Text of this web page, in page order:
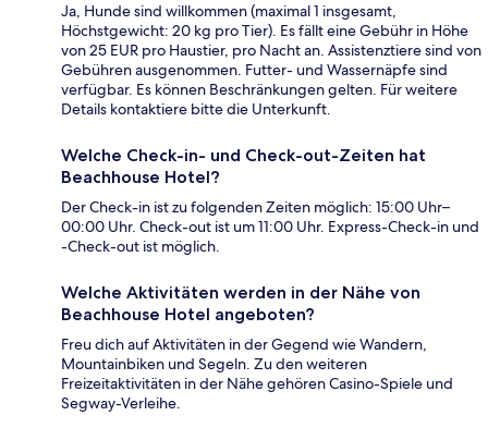
Ja, Hunde sind willkommen (maximal 1 insgesamt,
Höchstgewicht: 20 kg pro Tier). Es fällt eine Gebühr in Höhe
von 25 EUR pro Haustier, pro Nacht an. Assistenztiere sind von
Gebühren ausgenommen. Futter- und Wassernäpfe sind
verfügbar. Es können Beschränkungen gelten. Für weitere
Details kontaktiere bitte die Unterkunft.
Welche Check-in- und Check-out-Zeiten hat
Beachhouse Hotel?
Der Check-in ist zu folgenden Zeiten möglich: 15:00 Uhr–
00:00 Uhr. Check-out ist um 11:00 Uhr. Express-Check-in und
-Check-out ist möglich.
Welche Aktivitäten werden in der Nähe von
Beachhouse Hotel angeboten?
Freu dich auf Aktivitäten in der Gegend wie Wandern,
Mountainbiken und Segeln. Zu den weiteren
Freizeitaktivitäten in der Nähe gehören Casino-Spiele und
Segway-Verleihe.